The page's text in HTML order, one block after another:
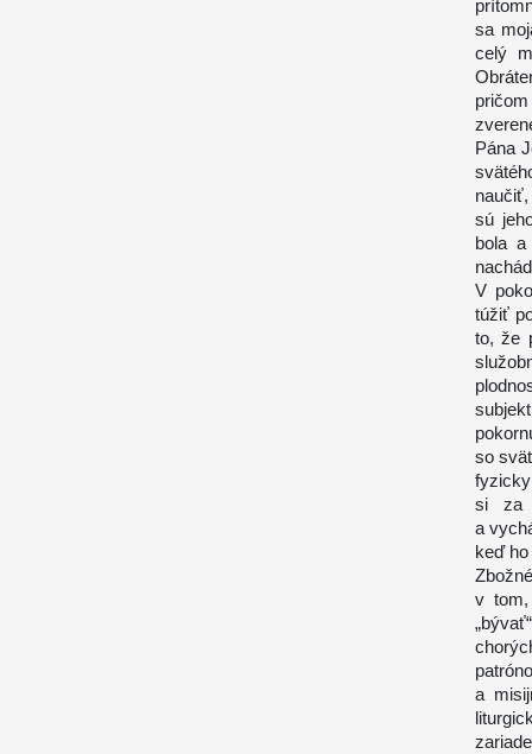
sa
celý
Pána
sú
bola
V
túžiť
to, že
so
fyzicky
si za
a
keď
v
a